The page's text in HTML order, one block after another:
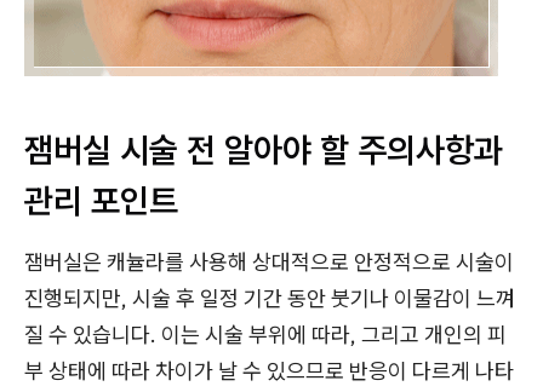
잼버실 시술 전 알아야 할 주의사항과
관리 포인트
잼버실은 캐뉼라를 사용해 상대적으로 안정적으로 시술이
진행되지만, 시술 후 일정 기간 동안 붓기나 이물감이 느껴
질 수 있습니다. 이는 시술 부위에 따라, 그리고 개인의 피
부 상태에 따라 차이가 날 수 있으므로 반응이 다르게 나타